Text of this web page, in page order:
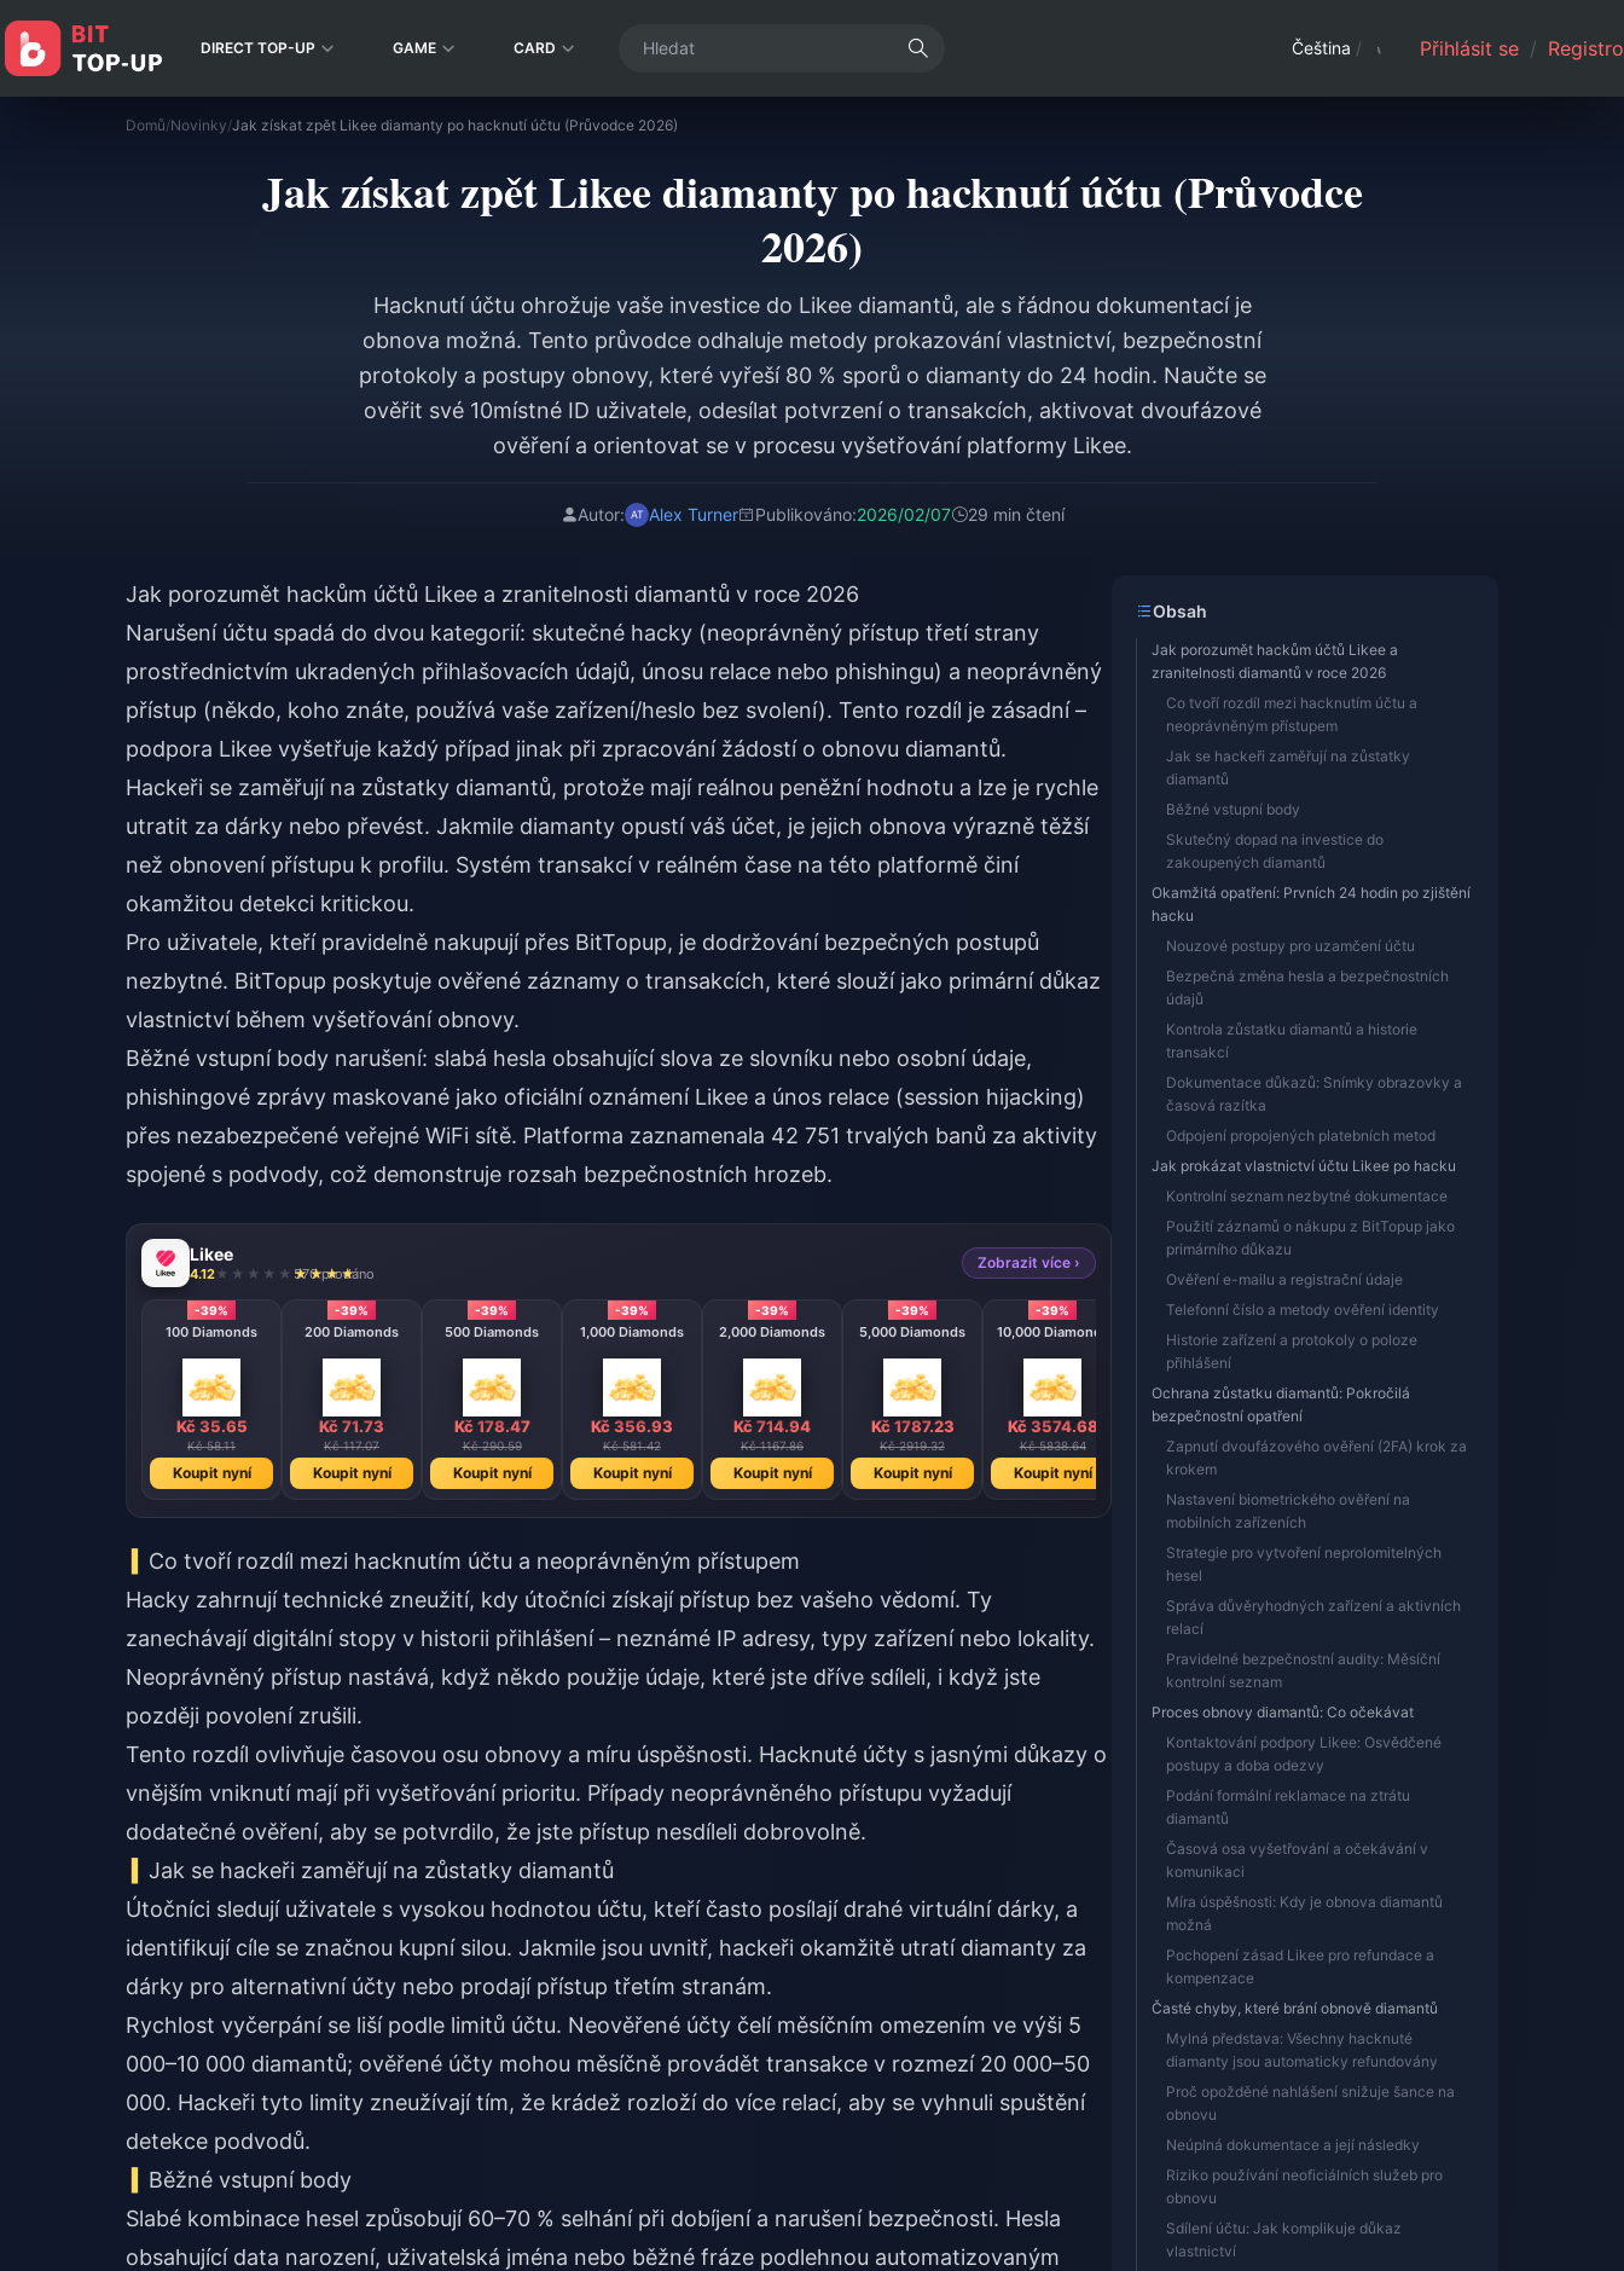
DIRECT TOP-UP GAME CARD Čeština / Přihlásit se /
Domů/Novinky/Jak získat zpět Likee diamanty po hacknutí účtu (Průvodce 2026)
Jak získat zpět Likee diamanty po hacknutí účtu (Průvodce
2026)
Hacknutí účtu ohrožuje vaše investice do Likee diamantů, ale s řádnou dokumentací je
obnova možná. Tento průvodce odhaluje metody prokazování vlastnictví, bezpečnostní
protokoly a postupy obnovy, které vyřeší 80 % sporů o diamanty do 24 hodin. Naučte se
ověřit své 10místné ID uživatele, odesílat potvrzení o transakcích, aktivovat dvoufázové
ověření a orientovat se v procesu vyšetřování platformy Likee.
Autor: Alex Turner Publikováno:2026/02/07 29 min čtení
Jak porozumět hackům účtů Likee a zranitelnosti diamantů v roce 2026
Narušení účtu spadá do dvou kategorií: skutečné hacky (neoprávněný přístup třetí strany
prostřednictvím ukradených přihlašovacích údajů, únosu relace nebo phishingu) a neoprávněný
přístup (někdo, koho znáte, používá vaše zařízení/heslo bez svolení). Tento rozdíl je zásadní –
podpora Likee vyšetřuje každý případ jinak při zpracování žádostí o obnovu diamantů.
Hackeři se zaměřují na zůstatky diamantů, protože mají reálnou peněžní hodnotu a lze je rychle
utratit za dárky nebo převést. Jakmile diamanty opustí váš účet, je jejich obnova výrazně těžší
než obnovení přístupu k profilu. Systém transakcí v reálném čase na této platformě činí
okamžitou detekci kritickou.
Pro uživatele, kteří pravidelně nakupují přes BitTopup, je dodržování bezpečných postupů
nezbytné. BitTopup poskytuje ověřené záznamy o transakcích, které slouží jako primární důkaz
vlastnictví během vyšetřování obnovy.
Běžné vstupní body narušení: slabá hesla obsahující slova ze slovníku nebo osobní údaje,
phishingové zprávy maskované jako oficiální oznámení Likee a únos relace (session hijacking)
přes nezabezpečené veřejné WiFi sítě. Platforma zaznamenala 42 751 trvalých banů za aktivity
spojené s podvody, což demonstruje rozsah bezpečnostních hrozeb.
Likee
4.12 570 prodáno
Zobrazit více ›
-39%
100 Diamonds
Kč 35.65
Kč 58.11
Koupit nyní
-39%
200 Diamonds
Kč 71.73
Kč 117.07
Koupit nyní
-39%
500 Diamonds
Kč 178.47
Kč 290.59
Koupit nyní
-39%
1,000 Diamonds
Kč 356.93
Kč 581.42
Koupit nyní
-39%
2,000 Diamonds
Kč 714.94
Kč 1167.86
Koupit nyní
-39%
5,000 Diamonds
Kč 1787.23
Kč 2919.32
Koupit nyní
-39%
10,000 Diamonds
Kč 3574.68
Kč 5838.64
Koupit nyní
-39%
20000 Diamonds
Kč 7149.36
Kč 11677.23
Koupit nyní
Co tvoří rozdíl mezi hacknutím účtu a neoprávněným přístupem
Hacky zahrnují technické zneužití, kdy útočníci získají přístup bez vašeho vědomí. Ty
zanechávají digitální stopy v historii přihlášení – neznámé IP adresy, typy zařízení nebo lokality.
Neoprávněný přístup nastává, když někdo použije údaje, které jste dříve sdíleli, i když jste
později povolení zrušili.
Tento rozdíl ovlivňuje časovou osu obnovy a míru úspěšnosti. Hacknuté účty s jasnými důkazy o
vnějším vniknutí mají při vyšetřování prioritu. Případy neoprávněného přístupu vyžadují
dodatečné ověření, aby se potvrdilo, že jste přístup nesdíleli dobrovolně.
Jak se hackeři zaměřují na zůstatky diamantů
Útočníci sledují uživatele s vysokou hodnotou účtu, kteří často posílají drahé virtuální dárky, a
identifikují cíle se značnou kupní silou. Jakmile jsou uvnitř, hackeři okamžitě utratí diamanty za
dárky pro alternativní účty nebo prodají přístup třetím stranám.
Rychlost vyčerpání se liší podle limitů účtu. Neověřené účty čelí měsíčním omezením ve výši 5
000–10 000 diamantů; ověřené účty mohou měsíčně provádět transakce v rozmezí 20 000–50
000. Hackeři tyto limity zneužívají tím, že krádež rozloží do více relací, aby se vyhnuli spuštění
detekce podvodů.
Běžné vstupní body
Slabé kombinace hesel způsobují 60–70 % selhání při dobíjení a narušení bezpečnosti. Hesla
obsahující data narození, uživatelská jména nebo běžné fráze podlehnou automatizovaným
Obsah
Jak porozumět hackům účtů Likee a
zranitelnosti diamantů v roce 2026
Co tvoří rozdíl mezi hacknutím účtu a
neoprávněným přístupem
Jak se hackeři zaměřují na zůstatky
diamantů
Běžné vstupní body
Skutečný dopad na investice do
zakoupených diamantů
Okamžitá opatření: Prvních 24 hodin po zjištění
hacku
Nouzové postupy pro uzamčení účtu
Bezpečná změna hesla a bezpečnostních
údajů
Kontrola zůstatku diamantů a historie
transakcí
Dokumentace důkazů: Snímky obrazovky a
časová razítka
Odpojení propojených platebních metod
Jak prokázat vlastnictví účtu Likee po hacku
Kontrolní seznam nezbytné dokumentace
Použití záznamů o nákupu z BitTopup jako
primárního důkazu
Ověření e-mailu a registrační údaje
Telefonní číslo a metody ověření identity
Historie zařízení a protokoly o poloze
přihlášení
Ochrana zůstatku diamantů: Pokročilá
bezpečnostní opatření
Zapnutí dvoufázového ověření (2FA) krok za
krokem
Nastavení biometrického ověření na
mobilních zařízeních
Strategie pro vytvoření neprolomitelných
hesel
Správa důvěryhodných zařízení a aktivních
relací
Pravidelné bezpečnostní audity: Měsíční
kontrolní seznam
Proces obnovy diamantů: Co očekávat
Kontaktování podpory Likee: Osvědčené
postupy a doba odezvy
Podání formální reklamace na ztrátu
diamantů
Časová osa vyšetřování a očekávání v
komunikaci
Míra úspěšnosti: Kdy je obnova diamantů
možná
Pochopení zásad Likee pro refundace a
kompenzace
Časté chyby, které brání obnově diamantů
Mylná představa: Všechny hacknuté
diamanty jsou automaticky refundovány
Proč opožděné nahlášení snižuje šance na
obnovu
Neúplná dokumentace a její následky
Riziko používání neoficiálních služeb pro
obnovu
Sdílení účtu: Jak komplikuje důkaz
vlastnictví